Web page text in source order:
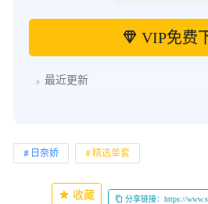
VIP免费
最近更新
日奈娇 精选单套
收藏 分享链接：https://